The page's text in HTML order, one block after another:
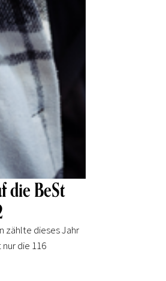
die BeSt
zählte dieses Jahr
die 116